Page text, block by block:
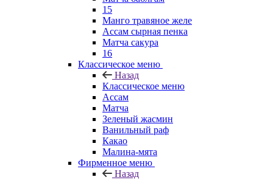
15
Манго травяное желе
Ассам сырная пенка
Матча сакура
16
Классическое меню
Назад
Классическое меню
Ассам
Матча
Зеленый жасмин
Ванильный раф
Какао
Малина-мята
Фирменное меню
Назад